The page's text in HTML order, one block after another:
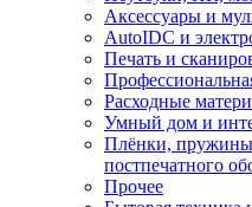
Аксессуары и
AutoIDC и
Печать и
Расходные
Умный дом и
Плёнки, пружины
постпечатного
Прочее